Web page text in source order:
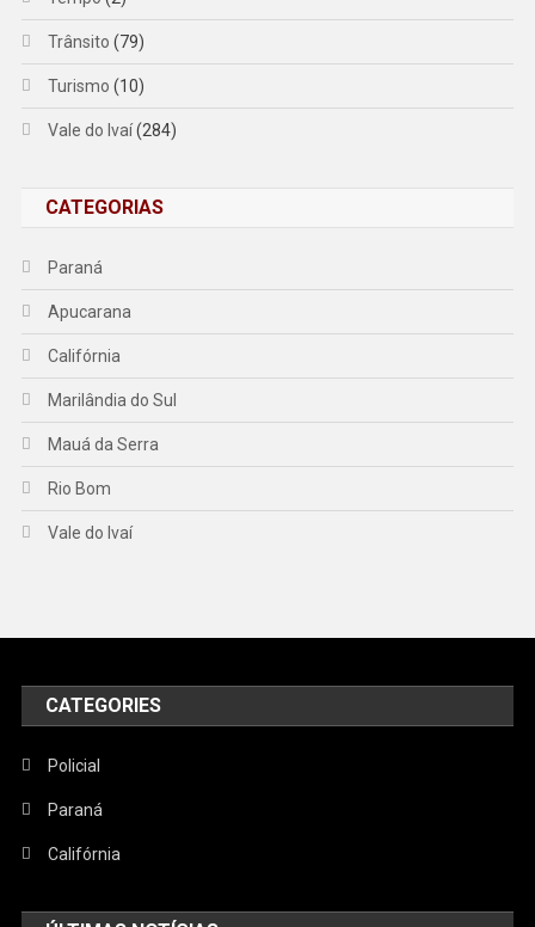
Trânsito (79)
Turismo (10)
Vale do Ivaí(284)
CATEGORIAS
Paraná
Apucarana
Califórnia
Marilândia do Sul
Mauá da Serra
Rio Bom
Vale do Ivaí
CATEGORIES
Policial
Paraná
Califórnia